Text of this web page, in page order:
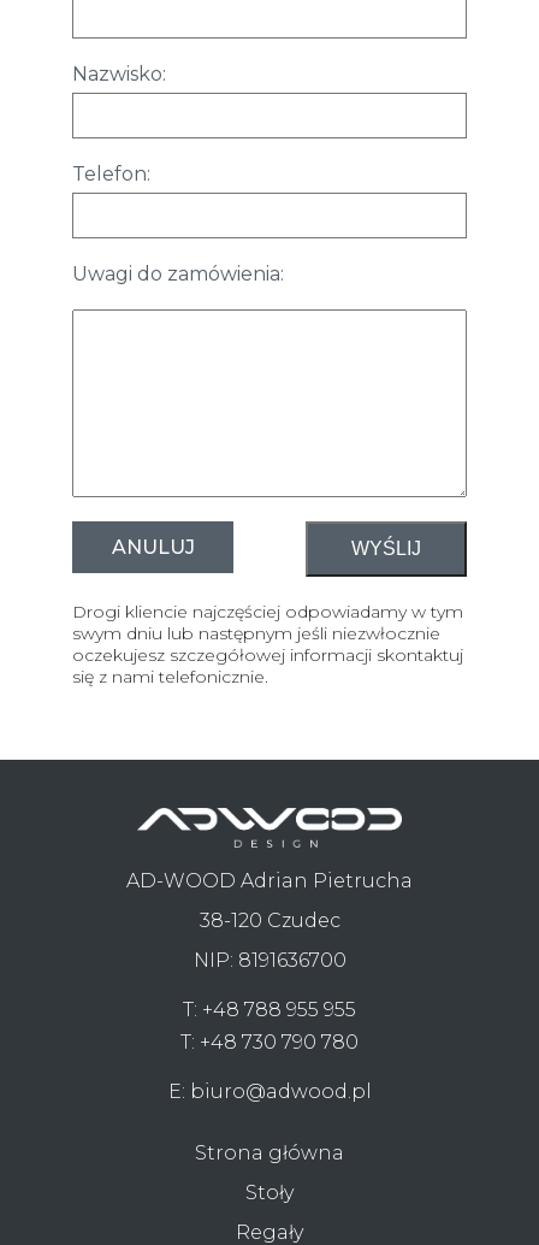
Nazwisko:
Telefon:
Uwagi do zamówienia:
ANULUJ
Drogi kliencie najczęściej odpowiadamy w tym
swym dniu lub następnym jeśli niezwłocznie
oczekujesz szczegółowej informacji skontaktuj
się z nami telefonicznie.
AD-WOOD Adrian Pietrucha
38-120 Czudec
NIP: 8191636700
T: +48 788 955 955
T: +48 730 790 780
E: biuro@adwood.pl
Strona główna
Stoły
Regały